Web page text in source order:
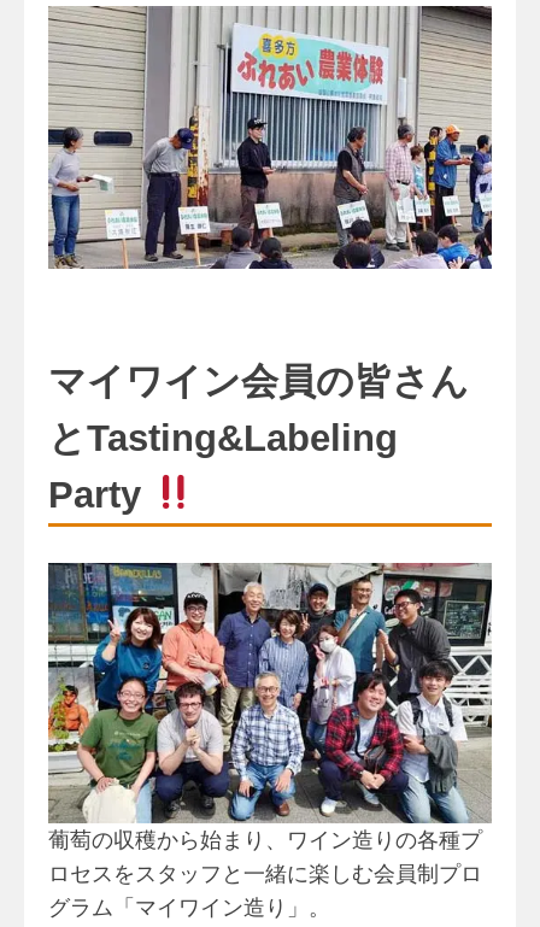
マイワイン会員の皆さん
とTasting&Labeling
Party
葡萄の収穫から始まり、ワイン造りの各種プ
ロセスをスタッフと一緒に楽しむ会員制プロ
グラム「マイワイン造り」。